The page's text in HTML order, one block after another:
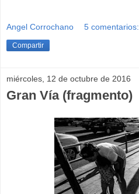
Angel Corrochano 5 comentarios:
Compartir
miércoles, 12 de octubre de 2016
Gran Vía (fragmento)